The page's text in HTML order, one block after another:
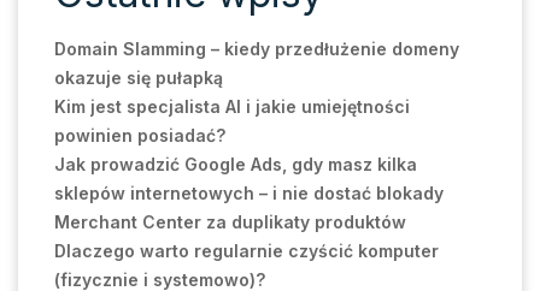
Domain Slamming – kiedy przedłużenie domeny
okazuje się pułapką
Kim jest specjalista AI i jakie umiejętności
powinien posiadać?
Jak prowadzić Google Ads, gdy masz kilka
sklepów internetowych – i nie dostać blokady
Merchant Center za duplikaty produktów
Dlaczego warto regularnie czyścić komputer
(fizycznie i systemowo)?